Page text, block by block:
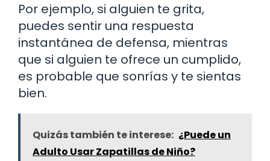
Por ejemplo, si alguien te grita,
puedes sentir una respuesta
instantánea de defensa, mientras
que si alguien te ofrece un cumplido,
es probable que sonrías y te sientas
bien.
Quizás también te interese: ¿Puede un
Adulto Usar Zapatillas de Niño?